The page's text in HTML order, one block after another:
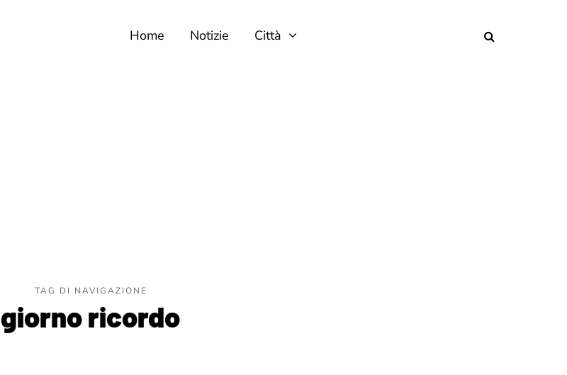
Home Notizie Città
TAG DI NAVIGAZIONE
giorno ricordo